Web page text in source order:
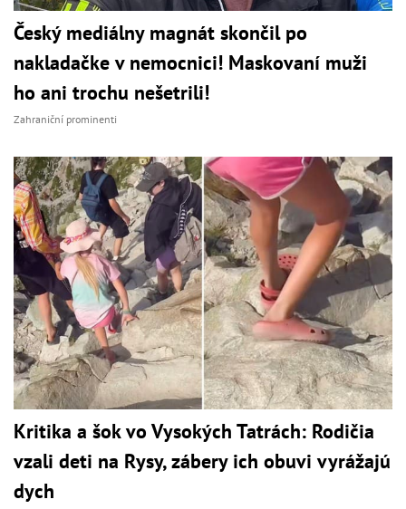
Český mediálny magnát skončil po
nakladačke v nemocnici! Maskovaní muži
ho ani trochu nešetrili!
Zahraniční prominenti
Kritika a šok vo Vysokých Tatrách: Rodičia
vzali deti na Rysy, zábery ich obuvi vyrážajú
dych